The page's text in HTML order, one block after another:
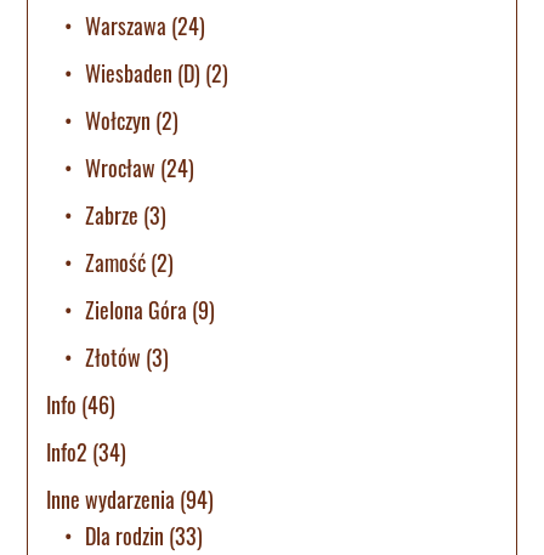
Warszawa (24)
Wiesbaden (D) (2)
Wołczyn (2)
Wrocław (24)
Zabrze (3)
Zamość(2)
Zielona Góra (9)
Złotów (3)
Info (46)
Info2 (34)
Inne wydarzenia (94)
Dla rodzin (33)